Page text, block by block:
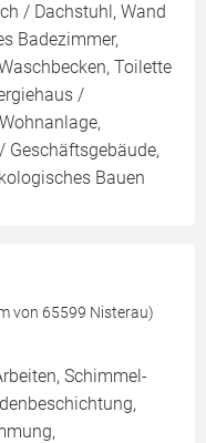
/ Dachstuhl, Wand
Badezimmer,
Toilette
/
Geschäftsgebäude,
Bauen
von 65599 Nisterau)
Schimmel-